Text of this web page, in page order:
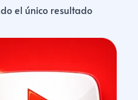
el único resultado